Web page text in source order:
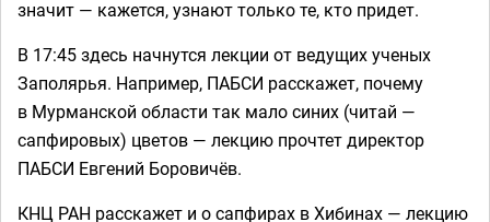
значит — кажется, узнают только те, кто придет.
В 17:45 здесь начнутся лекции от ведущих ученых
Заполярья. Например, ПАБСИ расскажет, почему
в Мурманской области так мало синих (читай —
сапфировых) цветов — лекцию прочтет директор
ПАБСИ Евгений Боровичёв.
КНЦ РАН расскажет и о сапфирах в Хибинах — лекцию